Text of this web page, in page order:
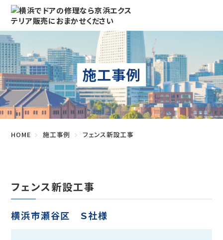
施工事例
HOME 施工事例 フェンス新設工事
フェンス新設工事
横浜市瀬谷区 Ｓ社様